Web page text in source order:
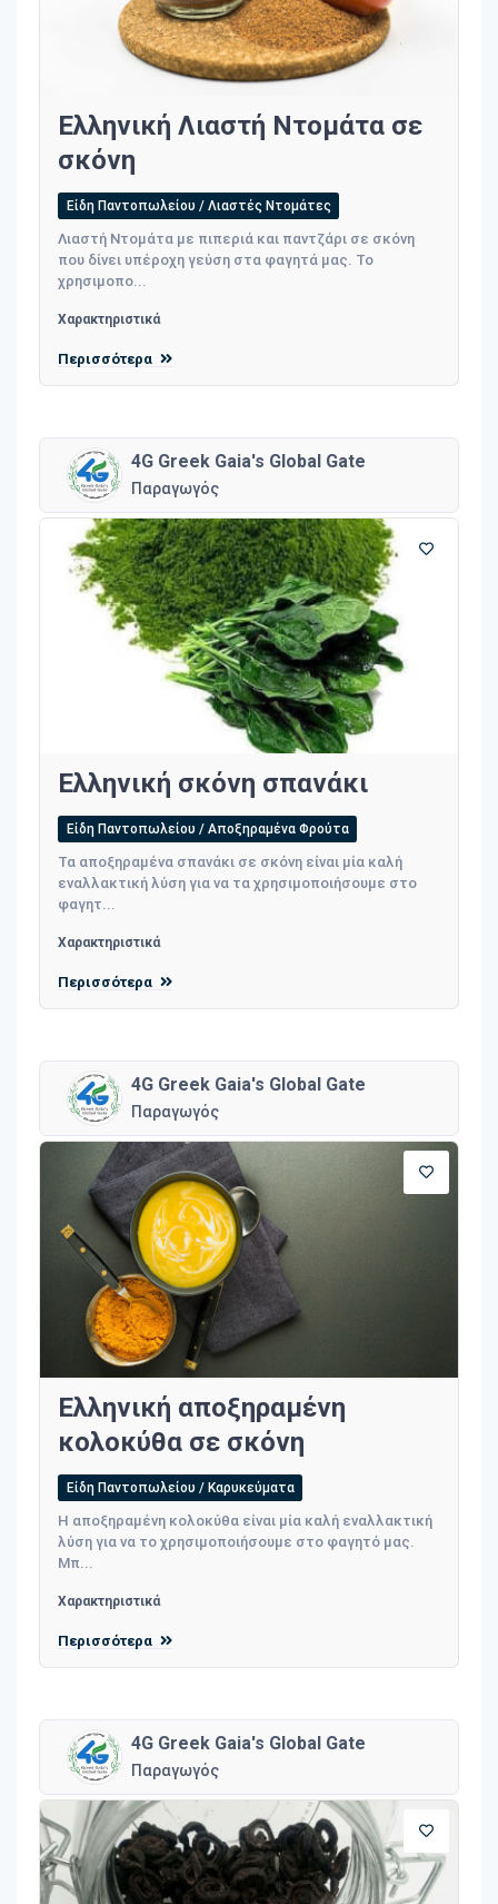
Ελληνική Λιαστή Ντομάτα σε
σκόνη
Είδη Παντοπωλείου / Λιαστές Ντομάτες
Λιαστή Ντομάτα με πιπεριά και παντζάρι σε σκόνη
που δίνει υπέροχη γεύση στα φαγητά μας. Το
χρησιμοπο...
Χαρακτηριστικά
Περισσότερα
4G Greek Gaia's Global Gate
Παραγωγός
Ελληνική σκόνη σπανάκι
Είδη Παντοπωλείου / Αποξηραμένα Φρούτα
Τα αποξηραμένα σπανάκι σε σκόνη είναι μία καλή
εναλλακτική λύση για να τα χρησιμοποιήσουμε στο
φαγητ...
Χαρακτηριστικά
Περισσότερα
4G Greek Gaia's Global Gate
Παραγωγός
Ελληνική αποξηραμένη
κολοκύθα σε σκόνη
Είδη Παντοπωλείου / Καρυκεύματα
Η αποξηραμένη κολοκύθα είναι μία καλή εναλλακτική
λύση για να το χρησιμοποιήσουμε στο φαγητό μας.
Μπ...
Χαρακτηριστικά
Περισσότερα
4G Greek Gaia's Global Gate
Παραγωγός